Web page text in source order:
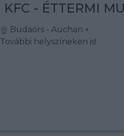
KFC - ÉTTERMI
Budaörs - Auchan +
További helyszíneken is!